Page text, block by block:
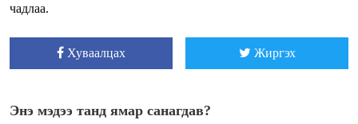
чадлаа.
Хуваалцах Жиргэх
Энэ мэдээ танд ямар санагдав?